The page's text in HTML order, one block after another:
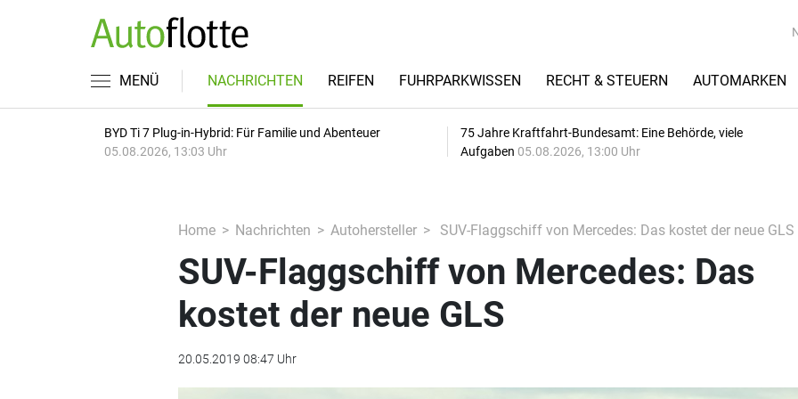
MENÜ NACHRICHTEN REIFEN FUHRPARKWISSEN RECHT & STEUERN AUTOMARKEN
BYD Ti 7 Plug-in-Hybrid: Für Familie und Abenteuer
05.08.2026, 13:03 Uhr
75 Jahre Kraftfahrt-Bundesamt: Eine Behörde, viele
Aufgaben 05.08.2026, 13:00 Uhr
Home Nachrichten Autohersteller SUV-Flaggschiff von Mercedes: Das kostet der neue GLS
SUV-Flaggschiff von Mercedes: Das
kostet der neue GLS
20.05.2019 08:47 Uhr